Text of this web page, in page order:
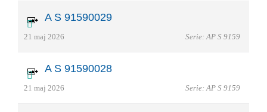
A S 91590029
21 maj 2026 Serie: AP S 9159
A S 91590028
21 maj 2026 Serie: AP S 9159